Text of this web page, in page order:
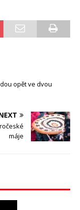
opět ve dvou
máje